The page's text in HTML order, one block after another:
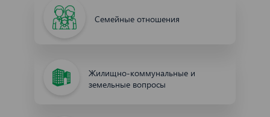
Семейные отношения
Жилищно-коммунальные и
земельные вопросы